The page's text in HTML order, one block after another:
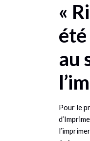
«
au
Pour le